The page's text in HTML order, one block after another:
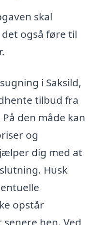
skal
også føre til
i Saksild,
tilbud fra
den måde kan
og
dig med at
Husk
opstår
hen. Ved